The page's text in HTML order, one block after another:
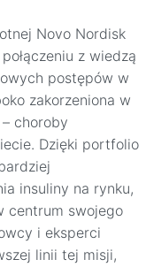
Novo Nordisk
z wiedzą
postępów w
zakorzeniona w
choroby
Dzięki portfolio
insuliny na rynku,
centrum swojego
i eksperci
linii tej misji,